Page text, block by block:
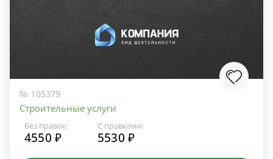
№ 105379
Строительные услуги
Без правок:
4550 ₽
С правками:
5530 ₽